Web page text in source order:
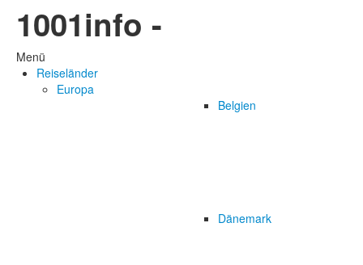
1001info -
Menü
Reiseländer
Europa
Belgien
Dänemark